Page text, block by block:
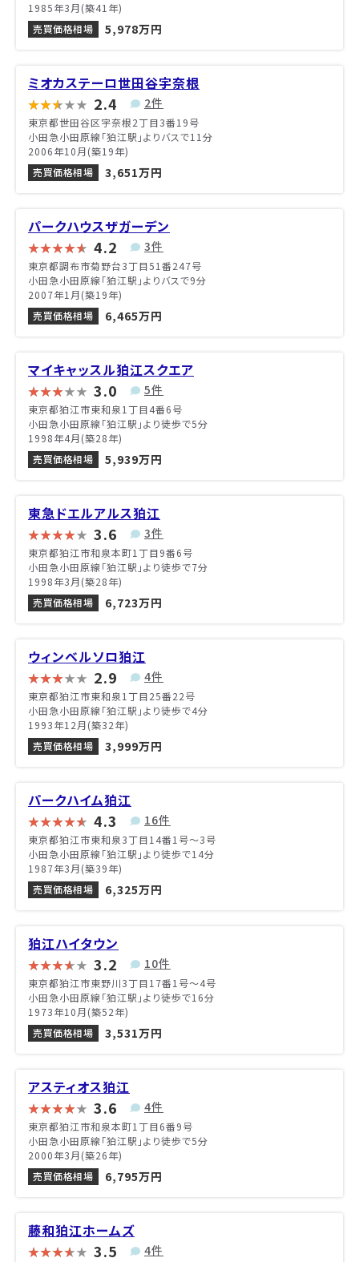
1985年3月(築41年)
売買価格相場
5,978万円
ミオカステーロ世田谷宇奈根
2.4 2件
東京都世田谷区宇奈根2丁目3番19号
小田急小田原線「狛江駅」よりバスで11分
2006年10月(築19年)
売買価格相場
3,651万円
パークハウスザガーデン
4.2 3件
東京都調布市菊野台3丁目51番247号
小田急小田原線「狛江駅」よりバスで9分
2007年1月(築19年)
売買価格相場
6,465万円
マイキャッスル狛江スクエア
3.0 5件
東京都狛江市東和泉1丁目4番6号
小田急小田原線「狛江駅」より徒歩で5分
1998年4月(築28年)
売買価格相場
5,939万円
東急ドエルアルス狛江
3.6 3件
東京都狛江市和泉本町1丁目9番6号
小田急小田原線「狛江駅」より徒歩で7分
1998年3月(築28年)
売買価格相場
6,723万円
ウィンベルソロ狛江
2.9 4件
東京都狛江市東和泉1丁目25番22号
小田急小田原線「狛江駅」より徒歩で4分
1993年12月(築32年)
売買価格相場
3,999万円
パークハイム狛江
4.3 16件
東京都狛江市東和泉3丁目14番1号〜3号
小田急小田原線「狛江駅」より徒歩で14分
1987年3月(築39年)
売買価格相場
6,325万円
狛江ハイタウン
3.2 10件
東京都狛江市東野川3丁目17番1号〜4号
小田急小田原線「狛江駅」より徒歩で16分
1973年10月(築52年)
売買価格相場
3,531万円
アスティオス狛江
3.6 4件
東京都狛江市和泉本町1丁目6番9号
小田急小田原線「狛江駅」より徒歩で5分
2000年3月(築26年)
売買価格相場
6,795万円
藤和狛江ホームズ
3.5 4件